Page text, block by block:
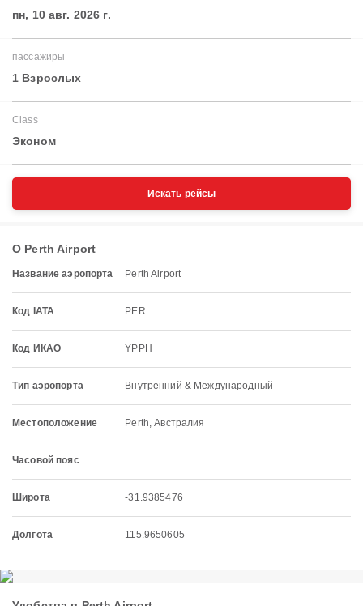
пн, 10 авг. 2026 г.
пассажиры
1 Взрослых
Class
Эконом
Искать рейсы
О Perth Airport
Название аэропорта Perth Airport
Код IATA PER
Код ИКАО YPPH
Тип аэропорта Внутренний & Международный
Местоположение Perth, Австралия
Часовой пояс
Широта -31.9385476
Долгота 115.9650605